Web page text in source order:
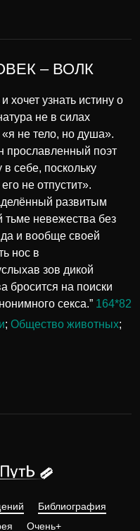
– ВОЛК
хочет узнать истину о
не в силах
не тело, но душа».
прославленный поэт
себе, поскольку
не отпустит».
развитым
невежества без
и вообще своей
нос в
зов дикой
бросится на поиски
секса.” 164*82
; Общество животных;
Библиография
Очень+